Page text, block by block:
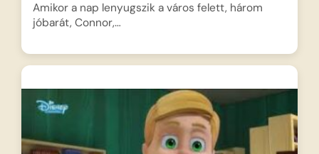
Amikor a nap lenyugszik a város felett, három
jóbarát, Connor,…